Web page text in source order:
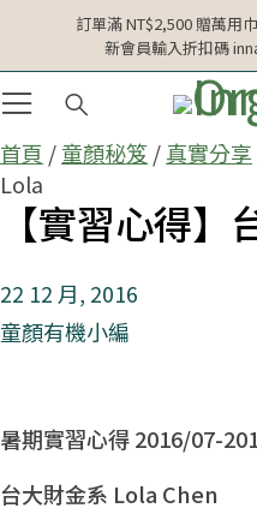
訂單滿 NT$2,500 贈萬用
新會員輸入折扣碼
首頁 /童顏秘笈/真實分享
Lola
【實習心得
22 12 月, 2016
童顏有機小編
暑期實習心得 2016/07-
台大財金系 Lola Chen